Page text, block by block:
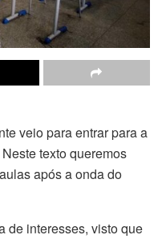
veio para entrar para a
texto queremos
após a onda do
de interesses, visto que